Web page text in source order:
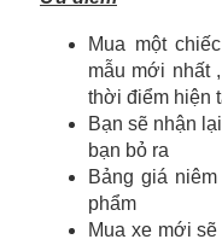
Mua một
mẫu mới nhất
thời điểm hiện
Bạn sẽ nhận
bạn bỏ ra
Bảng giá
phẩm
Mua xe mới